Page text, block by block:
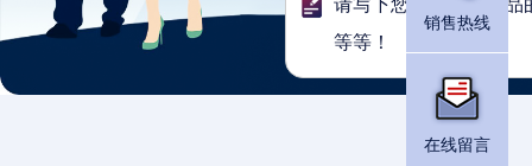
销售热线
在线留言